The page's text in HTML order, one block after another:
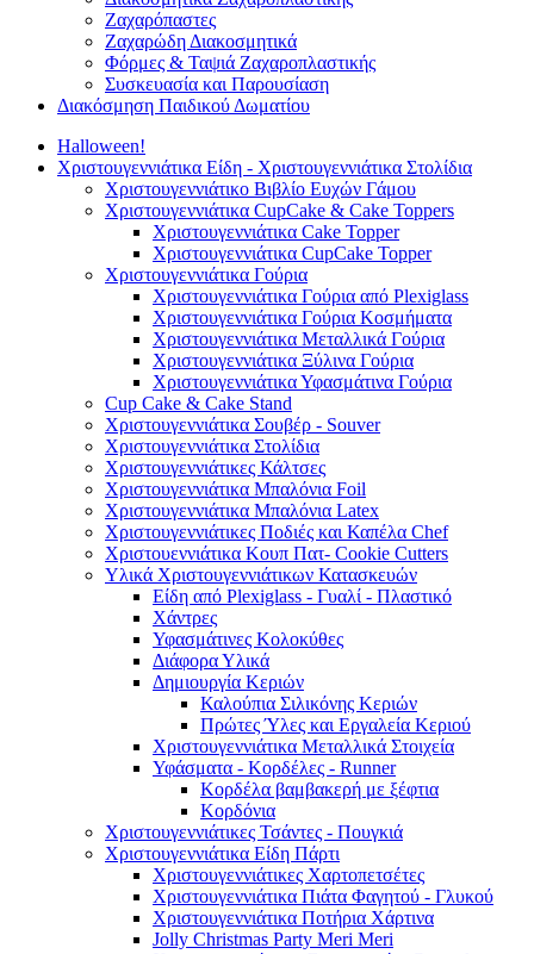
Ζαχαρόπαστες
Ζαχαρώδη Διακοσμητικά
Φόρμες & Ταψιά Ζαχαροπλαστικής
Συσκευασία και Παρουσίαση
Διακόσμηση Παιδικού Δωματίου
Halloween!
Χριστουγεννιάτικα Είδη - Χριστουγεννιάτικα Στολίδια
Χριστουγεννιάτικο Βιβλίο Ευχών Γάμου
Χριστουγεννιάτικα CupCake & Cake Toppers
Χριστουγεννιάτικα Cake Topper
Χριστουγεννιάτικα CupCake Topper
Χριστουγεννιάτικα Γούρια
Χριστουγεννιάτικα Γούρια από Plexiglass
Χριστουγεννιάτικα Γούρια Κοσμήματα
Χριστουγεννιάτικα Μεταλλικά Γούρια
Χριστουγεννιάτικα Ξύλινα Γούρια
Χριστουγεννιάτικα Υφασμάτινα Γούρια
Cup Cake & Cake Stand
Χριστουγεννιάτικα Σουβέρ - Souver
Χριστουγεννιάτικα Στολίδια
Χριστουγεννιάτικες Κάλτσες
Χριστουγεννιάτικα Μπαλόνια Foil
Χριστουγεννιάτικα Μπαλόνια Latex
Χριστουγεννιάτικες Ποδιές και Καπέλα Chef
Χριστουεννιάτικα Κουπ Πατ- Cookie Cutters
Υλικά Χριστουγεννιάτικων Κατασκευών
Είδη από Plexiglass - Γυαλί - Πλαστικό
Χάντρες
Υφασμάτινες Κολοκύθες
Διάφορα Υλικά
Δημιουργία Κεριών
Καλούπια Σιλικόνης Κεριών
Πρώτες Ύλες και Εργαλεία Κεριού
Χριστουγεννιάτικα Μεταλλικά Στοιχεία
Υφάσματα - Κορδέλες - Runner
Κορδέλα βαμβακερή με ξέφτια
Κορδόνια
Χριστουγεννιάτικες Τσάντες - Πουγκιά
Χριστουγεννιάτικα Είδη Πάρτι
Χριστουγεννιάτικες Χαρτοπετσέτες
Χριστουγεννιάτικα Πιάτα Φαγητού - Γλυκού
Χριστουγεννιάτικα Ποτήρια Χάρτινα
Jolly Christmas Party Meri Meri